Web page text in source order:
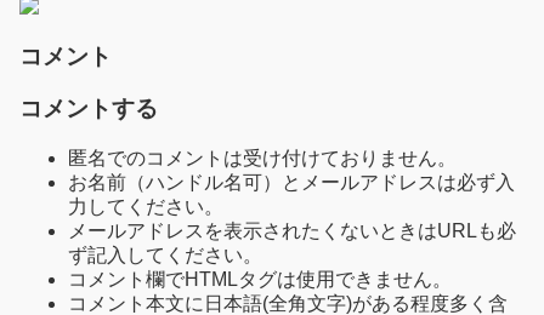
コメント
コメントする
匿名でのコメントは受け付けておりません。
お名前（ハンドル名可）とメールアドレスは必ず入
力してください。
メールアドレスを表示されたくないときはURLも必
ず記入してください。
コメント欄でHTMLタグは使用できません。
コメント本文に日本語(全角文字)がある程度多く含